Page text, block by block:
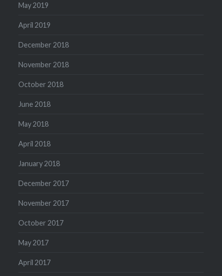
May 2019
April 2019
December 2018
November 2018
October 2018
June 2018
May 2018
April 2018
January 2018
December 2017
November 2017
October 2017
May 2017
April 2017